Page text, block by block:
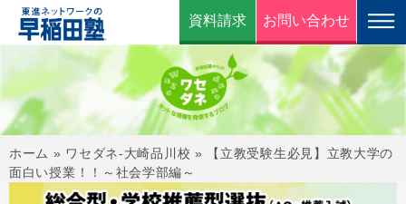
資料請求 お問い合わせ
ホーム » ワセダネ-大崎品川校 »
【立教受験生必見】立教大学の
面白い授業！！～社会学部編～